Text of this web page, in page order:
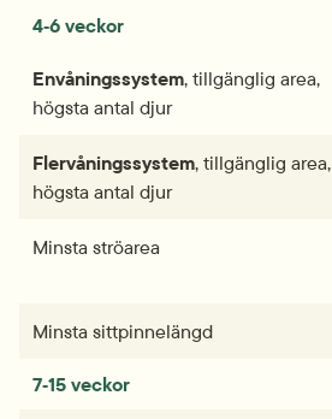
4‑6 veckor
Envånings­­­system, tillgänglig area,
högsta antal djur
Flervånings­­­system, tillgänglig area,
högsta antal djur
Minsta strö­area
Minsta sittpinne­­­längd
7‑15 veckor